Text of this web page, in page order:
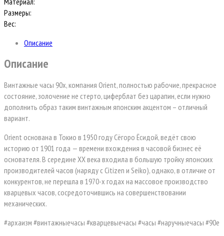
Размеры:
Вес:
Описание
Описание
Винтажные часы 90х, компания Orient, полностью рабочие, прекрасное
состояние, золочение не стерто, циферблат без царапин, если нужно
дополнить образ таким винтажным японским акцентом – отличный
вариант.
Orient основана в Токио в 1950 году Сёгоро Ёсидой, ведёт свою
историю от 1901 года — времени вхождения в часовой бизнес её
основателя. В середине XX века входила в большую тройку японских
производителей часов (наряду с Citizen и Seiko), однако, в отличие от
конкурентов, не перешла в 1970-х годах на массовое производство
кварцевых часов, сосредоточившись на совершенствовании
механических.
#архаизм #винтажныечасы #кварцевыечасы #часы #наручныечасы #90е